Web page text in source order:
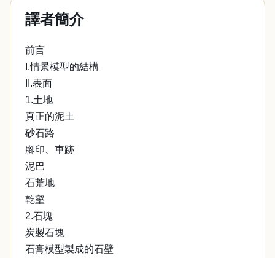
譯者簡介
前言
I.情景模型的結構
II.表面
1.土地
真正的泥土
砂石路
腳印、車跡
泥巴
石荒地
乾壑
2.石塊
炭製石塊
石膏模型製成的石壁